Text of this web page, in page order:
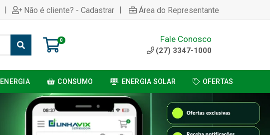
| Não é cliente? - Cadastrar | Área do Representante
0 Fale Conosco
(27) 3347-1000
ENERGIA CONSUMO ENERGIA SOLAR OFERTAS